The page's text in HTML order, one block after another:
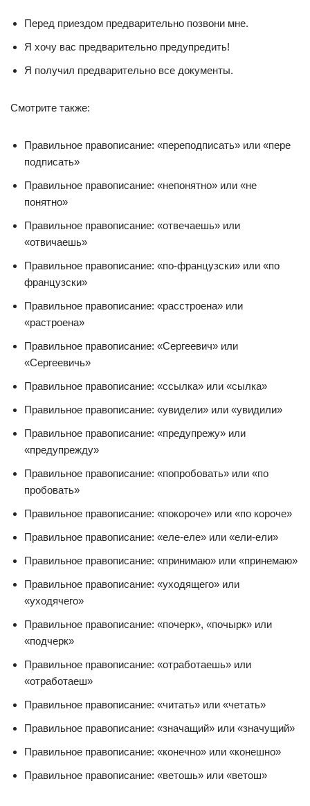
Перед приездом предварительно позвони мне.
Я хочу вас предварительно предупредить!
Я получил предварительно все документы.
Смотрите также:
Правильное правописание: «переподписать» или «пере
подписать»
Правильное правописание: «непонятно» или «не
понятно»
Правильное правописание: «отвечаешь» или
«отвичаешь»
Правильное правописание: «по-французски» или «по
французски»
Правильное правописание: «расстроена» или
«растроена»
Правильное правописание: «Сергеевич» или
«Сергеевичь»
Правильное правописание: «ссылка» или «сылка»
Правильное правописание: «увидели» или «увидили»
Правильное правописание: «предупрежу» или
«предупрежду»
Правильное правописание: «попробовать» или «по
пробовать»
Правильное правописание: «покороче» или «по короче»
Правильное правописание: «еле-еле» или «ели-ели»
Правильное правописание: «принимаю» или «принемаю»
Правильное правописание: «уходящего» или
«уходячего»
Правильное правописание: «почерк», «почырк» или
«подчерк»
Правильное правописание: «отработаешь» или
«отработаеш»
Правильное правописание: «читать» или «четать»
Правильное правописание: «значащий» или «значущий»
Правильное правописание: «конечно» или «конешно»
Правильное правописание: «ветошь» или «ветош»